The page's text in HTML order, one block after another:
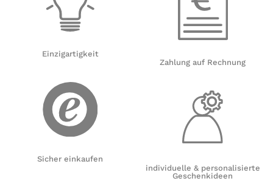
Einzigartigkeit
Sicher einkaufen
Zahlung auf Rechnung
individuelle & personalisierte
Geschenkideen